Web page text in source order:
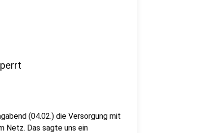
(04.02.) die Versorgung mit
Netz. Das sagte uns ein